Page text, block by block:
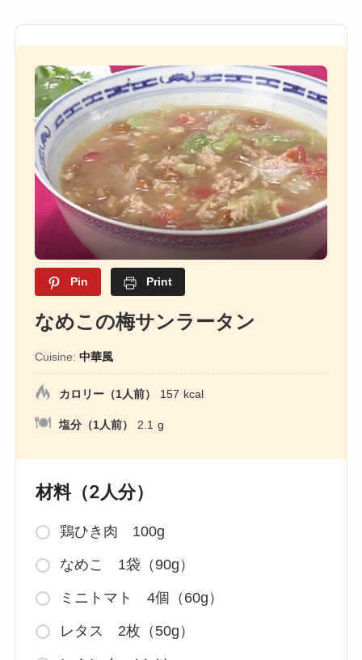
Pin Print
なめこの梅サンラータン
Cuisine: 中華風
カロリー（1人前） 157 kcal
塩分（1人前） 2.1 g
材料（2人分）
鶏ひき肉 100g
なめこ 1袋（90g）
ミニトマト 4個（60g）
レタス 2枚（50g）